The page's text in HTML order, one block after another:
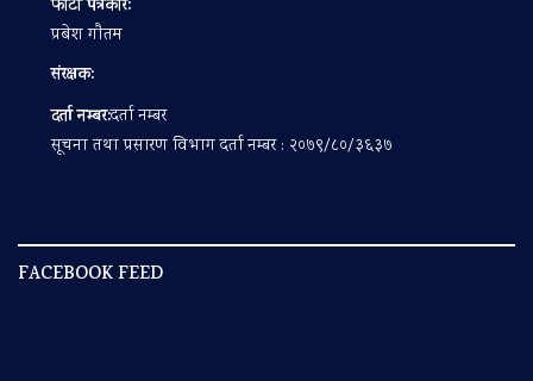
फोटो पत्रकार:
प्रबेश गाैतम
संरक्षक:
दर्ता नम्बर:दर्ता नम्बर
सूचना तथा प्रसारण विभाग दर्ता नम्बर : २०७९/८०/३६३७
FACEBOOK FEED